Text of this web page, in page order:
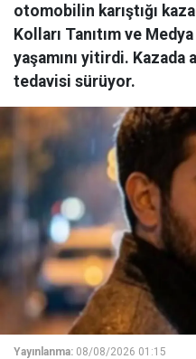
otomobilin karıştığı
Kolları Tanıtım ve
yaşamını yitirdi. Kazada
tedavisi sürüyor.
Yayınlanma: 08/08/2026 01:15